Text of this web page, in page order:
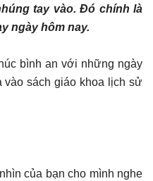
tay vào. Đó chính là
ngày hôm nay.
bình an với những ngày
sách giáo khoa lịch sử
của bạn cho mình nghe